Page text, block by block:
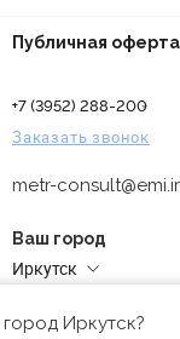
Публичная
+7 (3952) 288-200
Заказать звонок
metr-
Ваш город
Иркутск
Иркутск?